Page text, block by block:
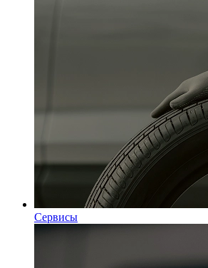
Сервисы